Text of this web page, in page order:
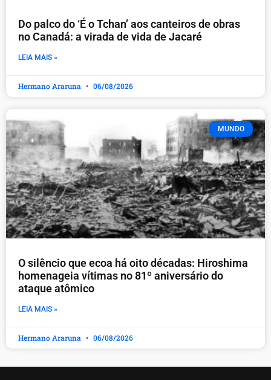
Do palco do ‘É o Tchan’ aos canteiros de obras
no Canadá: a virada de vida de Jacaré
LEIA MAIS »
Hermano Araruna 06/08/2026
MUNDO
O silêncio que ecoa há oito décadas: Hiroshima
homenageia vítimas no 81º aniversário do
ataque atômico
LEIA MAIS »
Hermano Araruna 06/08/2026